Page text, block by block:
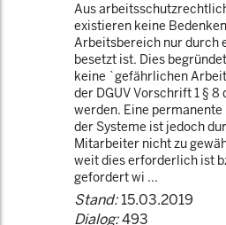
Aus
existieren keine
Arbeitsbereich nur durch
besetzt ist. Dies
keine `gefährlichen
der DGUV Vorschrift 1 §
werden. Eine
der Systeme ist jedoch
Mitarbeiter nicht zu
weit dies erforderlich ist
gefordert wi ...
Stand:15.03.2019
Dialog:493